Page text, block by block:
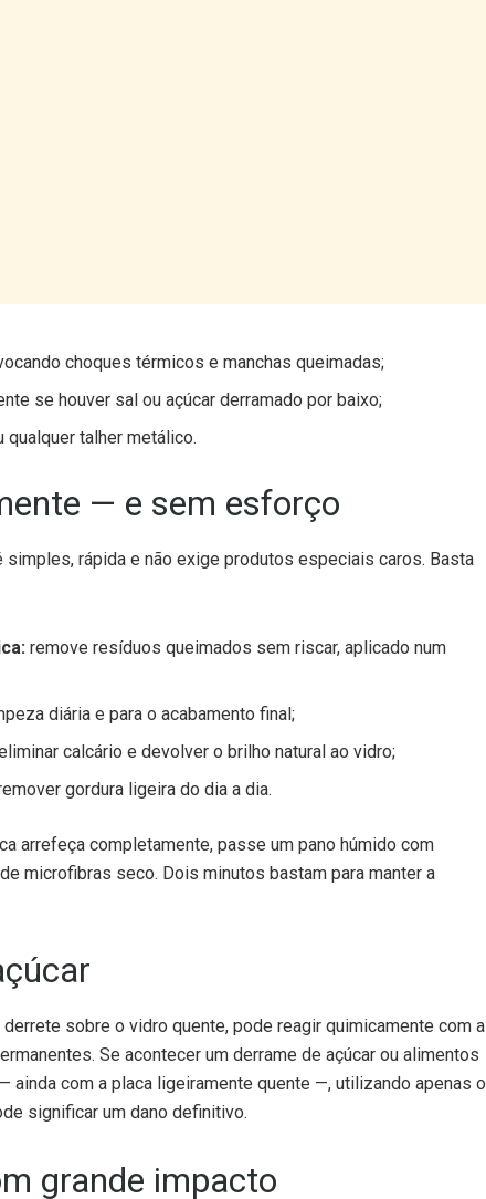
se houver sal ou açúcar derramado por baixo;
qualquer talher metálico.
— e sem esforço
rápida e não exige produtos especiais caros. Basta
diária e para o acabamento final;
calcário e devolver o brilho natural ao vidro;
gordura ligeira do dia a dia.
arrefeça completamente, passe um pano húmido com
sobre o vidro quente, pode reagir quimicamente com a
ainda com a placa ligeiramente quente —, utilizando apenas o
significar um dano definitivo.